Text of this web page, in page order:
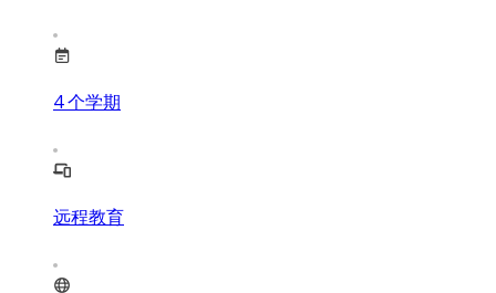
4个学期
远程教育